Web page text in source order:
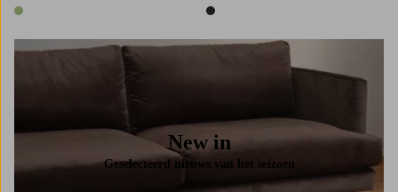
1 kleur 1 kleur
New in
Geselecteerd nieuws van het seizoen